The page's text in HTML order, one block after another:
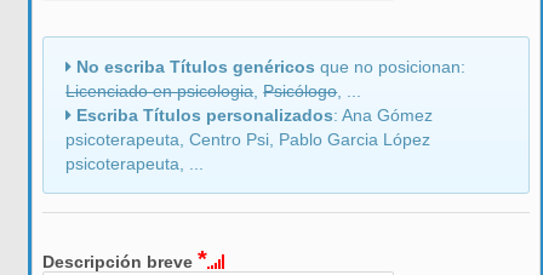
No escriba Títulos genéricos que no posicionan:
Licenciado en psicologia,Psicólogo, ...
Escriba Títulos personalizados: Ana Gómez
psicoterapeuta, Centro Psi, Pablo Garcia López
psicoterapeuta, ...
Descripción breve*